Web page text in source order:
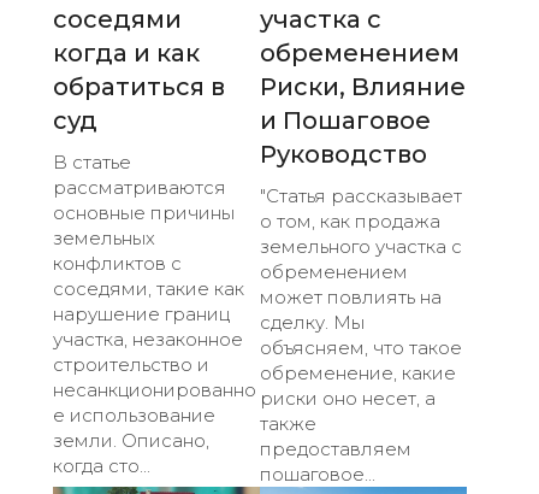
соседями
когда и как
обратиться в
суд
В статье
рассматриваются
основные причины
земельных
конфликтов с
соседями, такие как
нарушение границ
участка, незаконное
строительство и
несанкционированно
е использование
земли. Описано,
когда сто...
участка с
обременением
Риски, Влияние
и Пошаговое
Руководство
"Статья рассказывает
о том, как продажа
земельного участка с
обременением
может повлиять на
сделку. Мы
объясняем, что такое
обременение, какие
риски оно несет, а
также
предоставляем
пошаговое...